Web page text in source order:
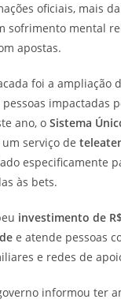
oficiais, mais
sofrimento mental
apostas.
foi a ampliação
impactadas
ano, oSistema
um serviço de
especificamente
às bets.
investimento de
e atende pessoas
e redes de
informou ter